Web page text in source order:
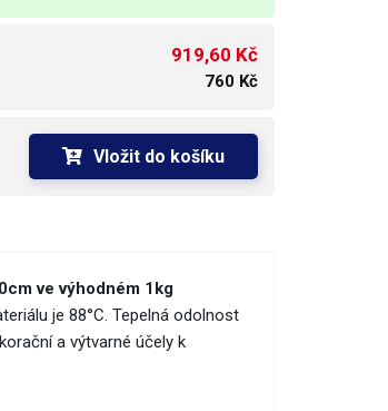
919,60 Kč
760 Kč
Vložit do košíku
ve výhodném 1kg
je 88°C. Tepelná odolnost
a výtvarné účely k